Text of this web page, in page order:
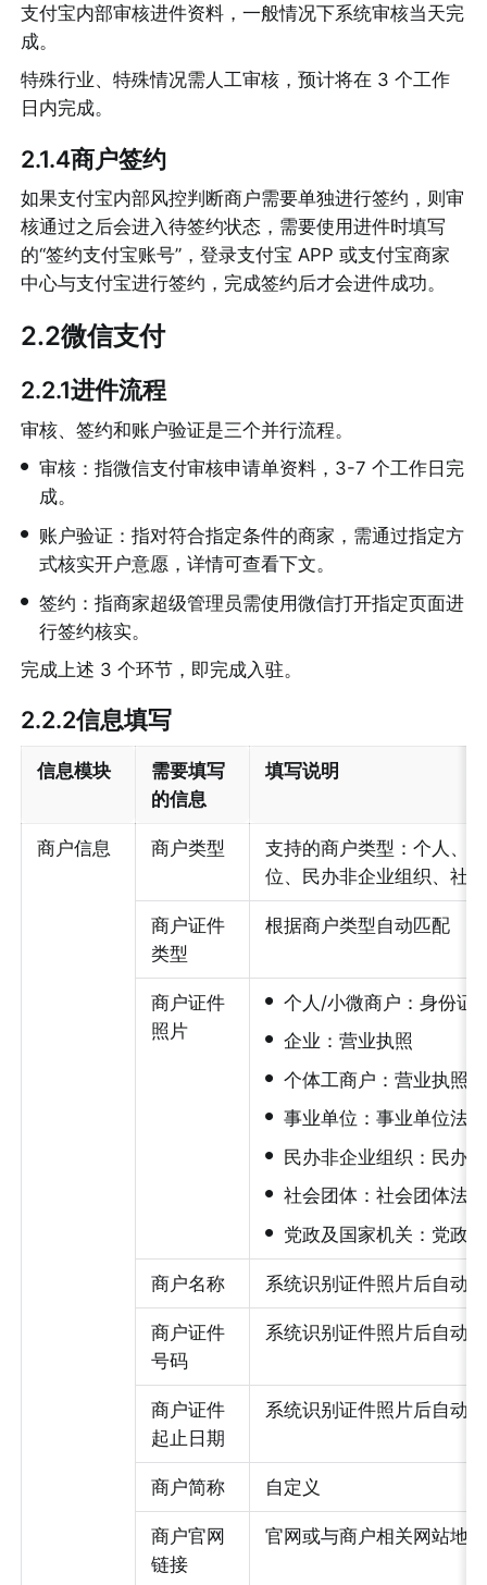
支付宝内部审核进件资料，一般情况下系统审核当天完
成。
特殊行业、特殊情况需人工审核，预计将在 3 个工作
日内完成。
2.1.4商户签约
如果支付宝内部风控判断商户需要单独进行签约，则审
核通过之后会进入待签约状态，需要使用进件时填写
的“签约支付宝账号”，登录支付宝 APP 或支付宝商家
中心与支付宝进行签约，完成签约后才会进件成功。
2.2微信支付
2.2.1进件流程
审核、签约和账户验证是三个并行流程。
• 审核：指微信支付审核申请单资料，3-7 个工作日完
成。
• 账户验证：指对符合指定条件的商家，需通过指定方
式核实开户意愿，详情可查看下文。
• 签约：指商家超级管理员需使用微信打开指定页面进
行签约核实。
完成上述 3 个环节，即完成入驻。
2.2.2信息填写
信息模块
需要填写
的信息
填写说明
商户信息 商户类型
支持的商户类型：个人、
位、民办非企业组织、社
商户证件
类型
根据商户类型自动匹配
商户证件
照片
• 个人/小微商户：身份证
• 企业：营业执照
• 个体工商户：营业执照
• 事业单位：事业单位法
• 民办非企业组织：民办
• 社会团体：社会团体法
• 党政及国家机关：党政
商户名称 系统识别证件照片后自动
商户证件
号码
系统识别证件照片后自动
商户证件
起止日期
系统识别证件照片后自动
商户简称 自定义
商户官网
链接
官网或与商户相关网站地址